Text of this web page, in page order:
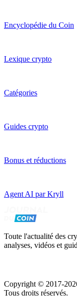
Encyclopédie du Coin
Lexique crypto
Catégories
Guides crypto
Bonus et réductions
Agent AI par Kryll
Toute l'actualité des
analyses, vidéos et
Copyright © 2017-
Tous droits réservés.